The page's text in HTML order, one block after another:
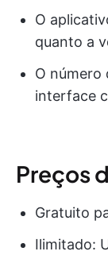
O
quanto a
O número
interface
Preços
Gratuito
Ilimitado: